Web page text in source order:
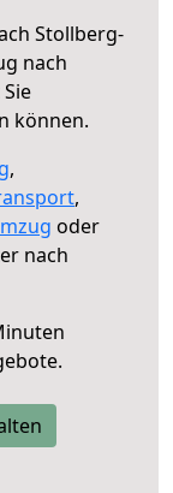
Stollberg-
nach
können.
,
,
oder
nach